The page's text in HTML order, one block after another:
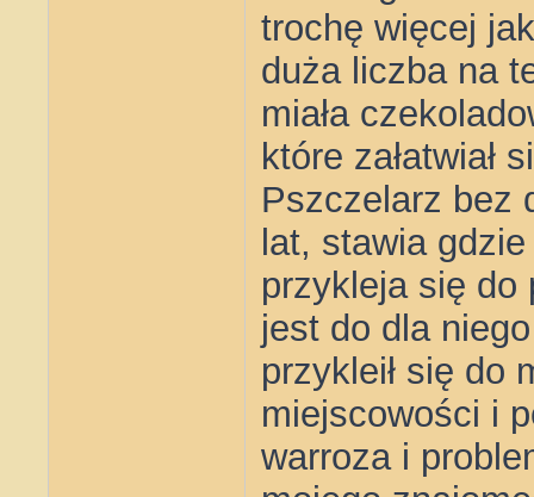
trochę więcej
duża liczba na
miała
które załatwiał
Pszczelarz bez
lat, stawia
przykleja się do
jest do dla
przykleił się do
miejscowości i
warroza i